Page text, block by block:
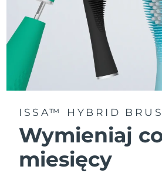
ISSA™ HYBRID
Wymieniaj
miesięcy